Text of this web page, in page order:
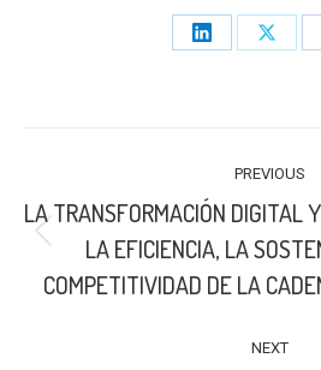
Share
Share
PREVIOUS
LA TRANSFORMACIÓN DIGITAL
LA EFICIENCIA, LA
COMPETITIVIDAD DE LA
NEXT